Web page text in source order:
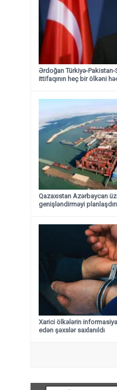
Ərdoğan Türkiyə-
ittifaqının heç bir ölkəni
Qazaxıstan Azərbaycan
genişləndirməyi
Xarici ölkələrin
edən şəxslər saxlanıldı